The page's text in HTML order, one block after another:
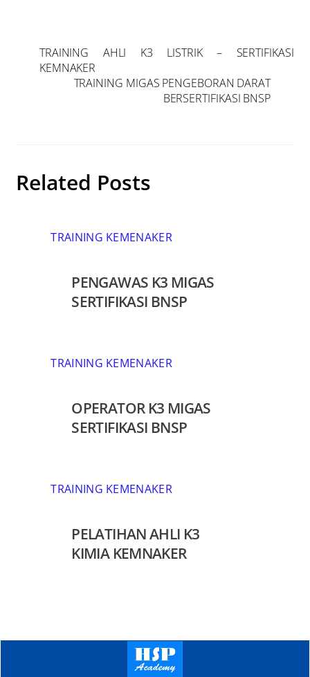
TRAINING AHLI K3 LISTRIK – SERTIFIKASI
KEMNAKER
TRAINING MIGAS PENGEBORAN DARAT
BERSERTIFIKASI BNSP
Related Posts
TRAINING KEMENAKER
PENGAWAS K3 MIGAS
SERTIFIKASI BNSP
TRAINING KEMENAKER
OPERATOR K3 MIGAS
SERTIFIKASI BNSP
TRAINING KEMENAKER
PELATIHAN AHLI K3
KIMIA KEMNAKER